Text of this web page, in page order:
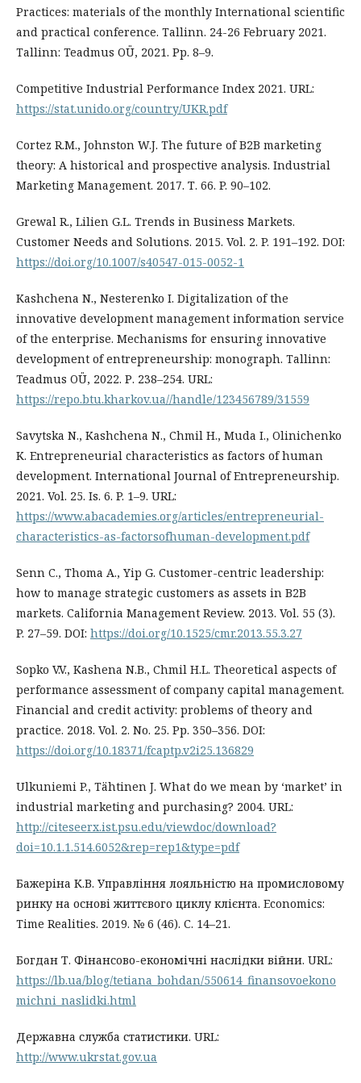
Practices: materials of the monthly International scientific
and practical conference. Tallinn. 24-26 February 2021.
Tallinn: Teadmus OÜ, 2021. Рp. 8–9.
Competitive Industrial Performance Index 2021. URL:
https://stat.unido.org/country/UKR.pdf
Cortez R.M., Johnston W.J. The future of B2B marketing
theory: A historical and prospective analysis. Industrial
Marketing Management. 2017. Т. 66. P. 90–102.
Grewal R., Lilien G.L. Trends in Business Markets.
Customer Needs and Solutions. 2015. Vol. 2. P. 191–192. DOI:
https://doi.org/10.1007/s40547-015-0052-1
Kashchena N., Nesterenko I. Digitalization of the
innovative development management information service
of the enterprise. Mechanisms for ensuring innovative
development of entrepreneurship: monograph. Tallinn:
Teadmus OÜ, 2022. Р. 238–254. URL:
https://repo.btu.kharkov.ua//handle/123456789/31559
Savytska N., Kashchena N., Chmil H., Muda I., Olinichenko
K. Entrepreneurial characteristics as factors of human
development. International Journal of Entrepreneurship.
2021. Vol. 25. Is. 6. P. 1–9. URL:
https://www.abacademies.org/articles/entrepreneurial-
characteristics-as-factorsofhuman-development.pdf
Senn C., Thoma A., Yip G. Customer-centric leadership:
how to manage strategic customers as assets in B2B
markets. California Management Review. 2013. Vol. 55 (3).
P. 27–59. DOI: https://doi.org/10.1525/cmr.2013.55.3.27
Sopko V.V., Kashena N.B., Chmil H.L. Theoretical aspects of
performance assessment of company capital management.
Financial and credit activity: problems of theory and
practice. 2018. Vol. 2. No. 25. Pр. 350–356. DOI:
https://doi.org/10.18371/fcaptp.v2i25.136829
Ulkuniemi P., Tähtinen J. What do we mean by ‘market’ in
industrial marketing and purchasing? 2004. URL:
http://citeseerx.ist.psu.edu/viewdoc/download?
doi=10.1.1.514.6052&rep=rep1&type=pdf
Бажеріна К.В. Управління лояльністю на промисловому
ринку на основі життєвого циклу клієнта. Economics:
Time Realities. 2019. № 6 (46). С. 14–21.
Богдан Т. Фінансово-економічні наслідки війни. URL:
https://lb.ua/blog/tetiana_bohdan/550614_finansovoekono
michni_naslidki.html
Державна служба статистики. URL:
http://www.ukrstat.gov.ua